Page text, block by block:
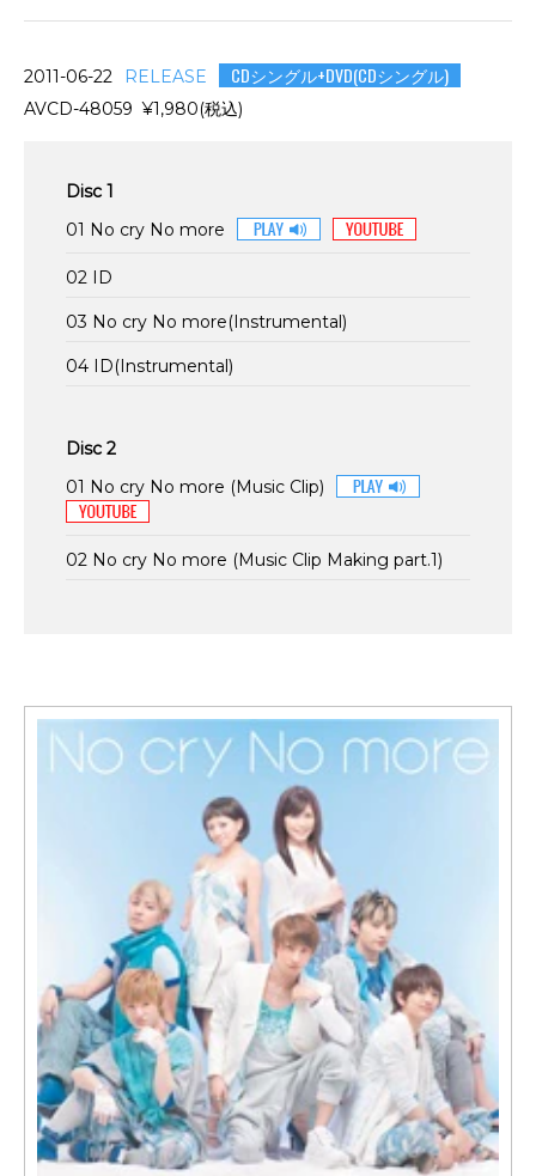
2011-06-22 RELEASE CDシングル+DVD(CDシングル)
AVCD-48059 ¥1,980(税込)
Disc 1
01 No cry No more
02 ID
03 No cry No more(Instrumental)
04 ID(Instrumental)
Disc 2
01 No cry No more (Music Clip)
02 No cry No more (Music Clip Making part.1)